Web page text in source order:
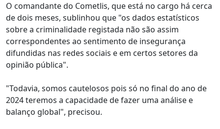
O comandante do Cometlis, que está no cargo há cerca
de dois meses, sublinhou que "os dados estatísticos
sobre a criminalidade registada não são assim
correspondentes ao sentimento de insegurança
difundidas nas redes sociais e em certos setores da
opinião pública".
"Todavia, somos cautelosos pois só no final do ano de
2024 teremos a capacidade de fazer uma análise e
balanço global", precisou.